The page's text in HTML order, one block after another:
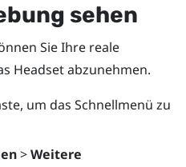
sehen
Sie Ihre reale
Headset abzunehmen.
um das Schnellmenü zu
>Weitere